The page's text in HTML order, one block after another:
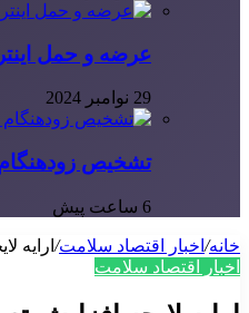
عرضه و حمل
29 نوامبر 2024
تشخیص
6 ساعت پیش
خانه/ اخبار اقتصاد سلامت/ ارایه
اخبار اقتصاد سلامت